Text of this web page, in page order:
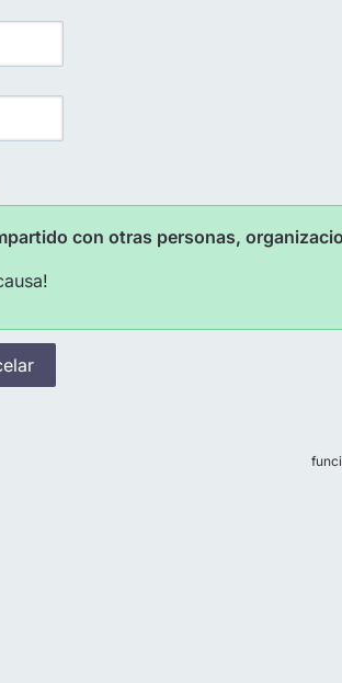
con otras personas,